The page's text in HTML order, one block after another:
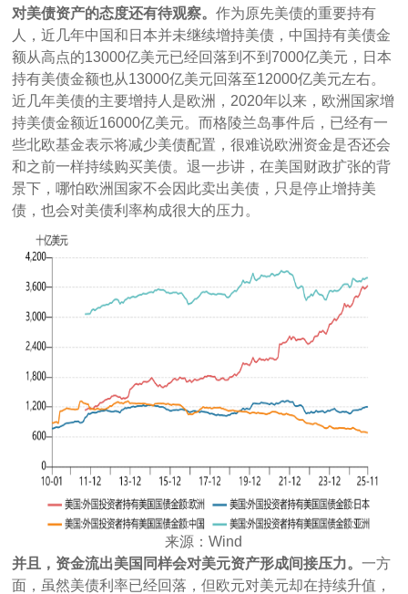
对美债资产的态度还有待观察。作为原先美债的重要持有
人，近几年中国和日本并未继续增持美债，中国持有美债金
额从高点的13000亿美元已经回落到不到7000亿美元，日本
持有美债金额也从13000亿美元回落至12000亿美元左右。
近几年美债的主要增持人是欧洲，2020年以来，欧洲国家增
持美债金额近16000亿美元。而格陵兰岛事件后，已经有一
些北欧基金表示将减少美债配置，很难说欧洲资金是否还会
和之前一样持续购买美债。退一步讲，在美国财政扩张的背
景下，哪怕欧洲国家不会因此卖出美债，只是停止增持美
债，也会对美债利率构成很大的压力。
来源：Wind
并且，资金流出美国同样会对美元资产形成间接压力。一方
面，虽然美债利率已经回落，但欧元对美元却在持续升值，